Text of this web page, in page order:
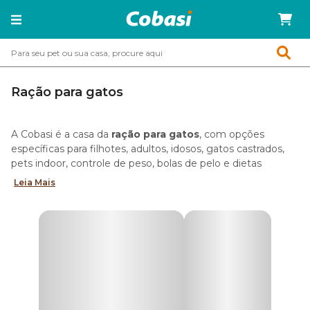
Ração para gatos
A Cobasi é a casa da ração para gatos, com opções
específicas para filhotes, adultos, idosos, gatos castrados,
pets indoor, controle de peso, bolas de pelo e dietas
específicas.
rações Standard, Premium e Super Premium, disponíveis
Leia Mais